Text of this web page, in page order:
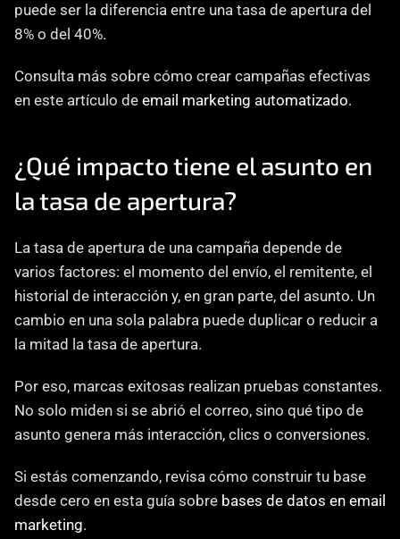
puede ser la diferencia entre una tasa de apertura del
8% o del 40%.
Consulta más sobre cómo crear campañas efectivas
en este artículo de email marketing automatizado.
¿Qué impacto tiene el asunto en
la tasa de apertura?
La tasa de apertura de una campaña depende de
varios factores: el momento del envío, el remitente, el
historial de interacción y, en gran parte, del asunto. Un
cambio en una sola palabra puede duplicar o reducir a
la mitad la tasa de apertura.
Por eso, marcas exitosas realizan pruebas constantes.
No solo miden si se abrió el correo, sino qué tipo de
asunto genera más interacción, clics o conversiones.
Si estás comenzando, revisa cómo construir tu base
desde cero en esta guía sobre bases de datos en email
marketing.